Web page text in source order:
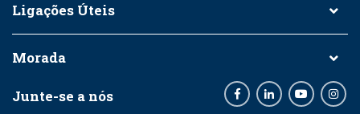
Ligações Úteis
Morada
Junte-se a nós FacebookLinkedInYoutube